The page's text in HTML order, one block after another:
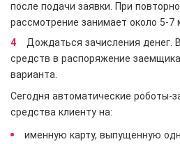
после подачи заявки. При
рассмотрение занимает около 5-7
Дождаться зачисления денег.
средств в распоряжение
варианта.
Сегодня автоматические роботы-
средства клиенту на:
именную карту, выпущенную